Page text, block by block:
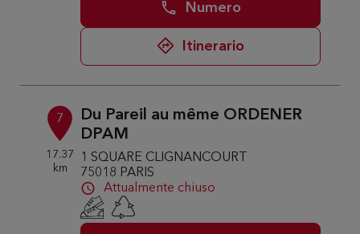
Numero
Itinerario
7
17.37
km
Du Pareil au même ORDENER
DPAM
1 SQUARE CLIGNANCOURT
75018 PARIS
Attualmente chiuso